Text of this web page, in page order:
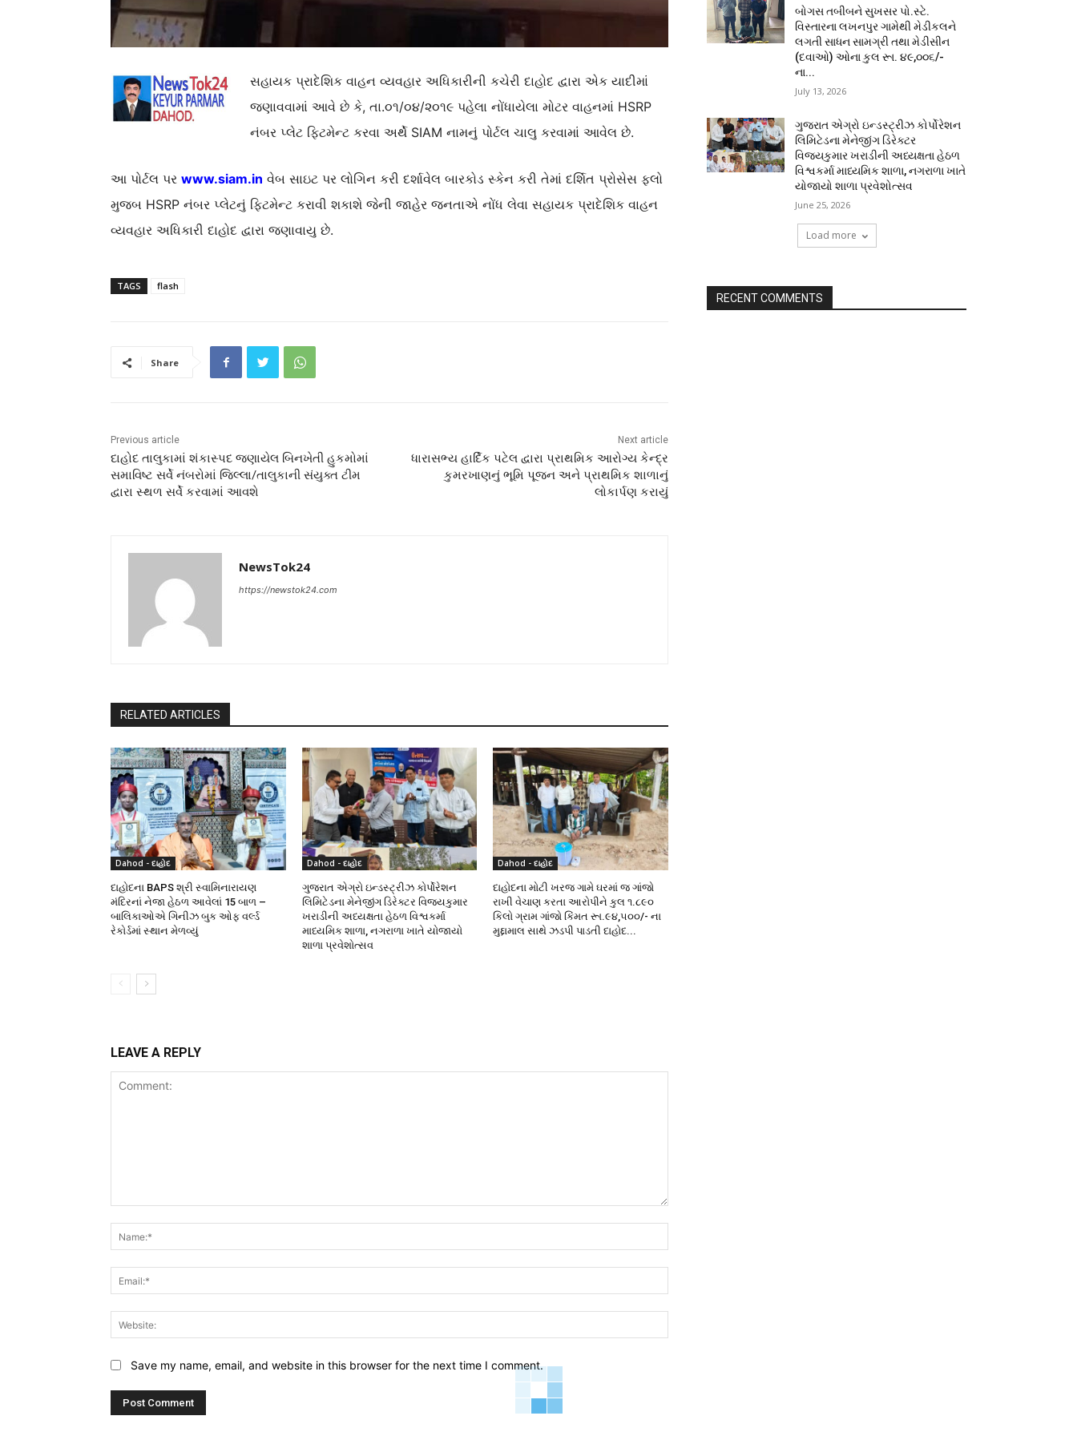
સહાયક પ્રાદેશિક વાહન વ્યવહાર અધિકારીની કચેરી દાહોદ દ્વારા એક યાદીમાં
જણાવવામાં આવે છે કે, તા.૦૧/૦૪/૨૦૧૯ પહેલા નોંધાયેલા મોટર વાહનમાં HSRP
નંબર પ્લેટ ફિટમેન્ટ કરવા અર્થે SIAM નામનું પોર્ટલ ચાલુ કરવામાં આવેલ છે.
આ પોર્ટલ પર www.siam.in વેબ સાઇટ પર લોગિન કરી દર્શાવેલ બારકોડ સ્કેન કરી તેમાં દર્શિત પ્રોસેસ ફલો
મુજબ HSRP નંબર પ્લેટનું ફિટમેન્ટ કરાવી શકાશે જેની જાહેર જનતાએ નોંધ લેવા સહાયક પ્રાદેશિક વાહન
વ્યવહાર અધિકારી દાહોદ દ્વારા જણાવાયુ છે.
TAGS flash
Share
Previous article
દાહોદ તાલુકામાં શંકાસ્પદ જણાયેલ બિનખેતી હુકમોમાં
સમાવિષ્ટ સર્વે નંબરોમાં જિલ્લા/તાલુકાની સંયુક્ત ટીમ
દ્વારા સ્થળ સર્વે કરવામાં આવશે
Next article
ધારાસભ્ય હાર્દિક પટેલ દ્વારા પ્રાથમિક આરોગ્ય કેન્દ્ર
કુમરખાણનું ભૂમિ પૂજન અને પ્રાથમિક શાળાનું
લોકાર્પણ કરાયું
NewsTok24
https://newstok24.com
RELATED ARTICLES
Dahod - દાહોદ
દાહોદના BAPS શ્રી સ્વામિનારાયણ
મંદિરનાં નેજા હેઠળ આવેલાં 15 બાળ –
બાલિકાઓએ ગિનીઝ બુક ઓફ વર્લ્ડ
રેકોર્ડમાં સ્થાન મેળવ્યું
Dahod - દાહોદ
ગુજરાત એગ્રો ઇન્ડસ્ટ્રીઝ કોર્પોરેશન
લિમિટેડના મેનેજીંગ ડિરેક્ટર વિજયકુમાર
ખરાડીની અધ્યક્ષતા હેઠળ વિશ્વકર્મા
માધ્યમિક શાળા, નગરાળા ખાતે યોજાયો
શાળા પ્રવેશોત્સવ
Dahod - દાહોદ
દાહોદના મોટી ખરજ ગામે ઘરમાં જ ગાંજો
રાખી વેચાણ કરતા આરોપીને કુલ ૧.૮૯૦
કિલો ગ્રામ ગાંજો કિંમત રૂા.૯૪,૫૦૦/- ના
મુદ્દામાલ સાથે ઝડપી પાડતી દાહોદ...
LEAVE A REPLY
Save my name, email, and website in this browser for the next time I comment.
બોગસ તબીબને સુખસર પો.સ્ટે.
વિસ્તારના લખનપુર ગામેથી મેડીકલને
લગતી સાધન સામગ્રી તથા મેડીસીન
(દવાઓ) ઓના કુલ રૂા. ૪૯,૦૦૬/-
ના...
July 13, 2026
ગુજરાત એગ્રો ઇન્ડસ્ટ્રીઝ કોર્પોરેશન
લિમિટેડના મેનેજીંગ ડિરેક્ટર
વિજયકુમાર ખરાડીની અધ્યક્ષતા હેઠળ
વિશ્વકર્મા માધ્યમિક શાળા, નગરાળા ખાતે
યોજાયો શાળા પ્રવેશોત્સવ
June 25, 2026
Load more
RECENT COMMENTS